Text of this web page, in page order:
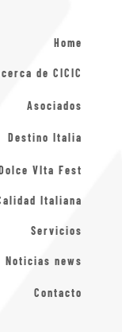
Home
de CICIC
Asociados
Destino Italia
VIta Fest
Italiana
Servicios
Noticias news
Contacto